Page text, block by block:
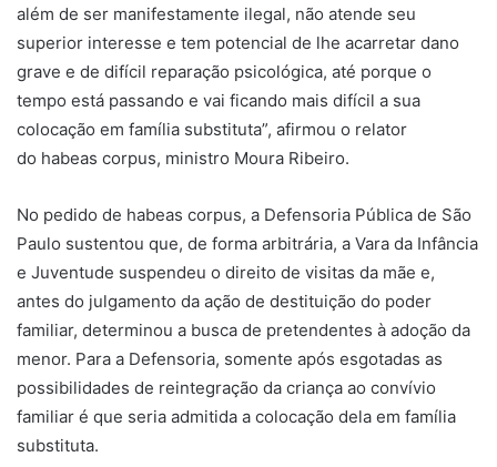
além de ser manifestamente ilegal, não atende seu
superior interesse e tem potencial de lhe acarretar dano
grave e de difícil reparação psicológica, até porque o
tempo está passando e vai ficando mais difícil a sua
colocação em família substituta”, afirmou o relator
do habeas corpus, ministro Moura Ribeiro.
No pedido de habeas corpus, a Defensoria Pública de São
Paulo sustentou que, de forma arbitrária, a Vara da Infância
e Juventude suspendeu o direito de visitas da mãe e,
antes do julgamento da ação de destituição do poder
familiar, determinou a busca de pretendentes à adoção da
menor. Para a Defensoria, somente após esgotadas as
possibilidades de reintegração da criança ao convívio
familiar é que seria admitida a colocação dela em família
substituta.